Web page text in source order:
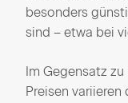
besonders
sind – etwa bei
Im Gegensatz
Preisen